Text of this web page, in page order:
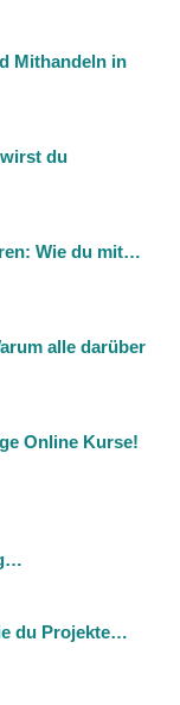
Mithandeln in
du
Wie du mit…
alle darüber
Online Kurse!
du Projekte…